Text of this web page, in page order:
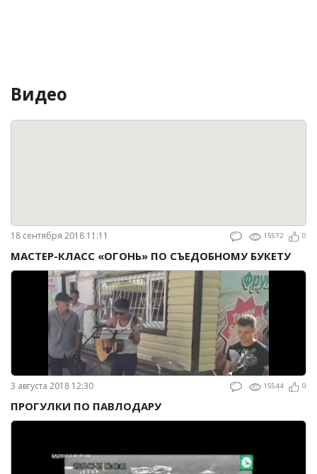
Видео
18 сентября 2018 11:11 15572 0
МАСТЕР-КЛАСС «ОГОНЬ» ПО СЪЕДОБНОМУ БУКЕТУ
3 августа 2018 12:30 15544 0
ПРОГУЛКИ ПО ПАВЛОДАРУ